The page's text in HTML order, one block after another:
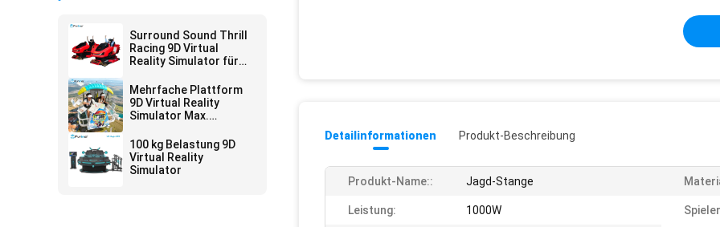
Surround Sound Thrill
Racing 9D Virtual
Reality Simulator für
Mehrfache Plattform
9D Virtual Reality
Simulator Max.
100 kg Belastung 9D
Virtual Reality
Simulator
Detailinformationen Produkt-Beschreibung
Produkt-Name:: Jagd-Stange
Leistung: 1000W